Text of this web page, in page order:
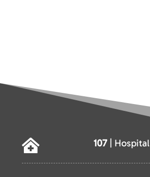
 107| Hospital